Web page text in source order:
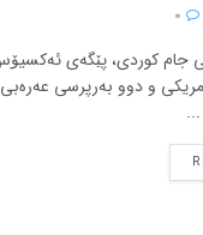
جام کوردی، پێگەی
و دوو بەرپرسی عەرەبی